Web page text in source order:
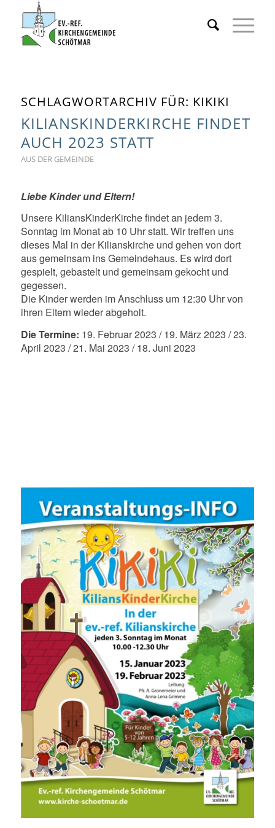
SCHLAGWORTARCHIV FÜR: KIKIKI
KILIANSKINDERKIRCHE FINDET
AUCH 2023 STATT
AUS DER GEMEINDE
Liebe Kinder und Eltern!
Unsere KiliansKinderKirche findet an jedem 3.
Sonntag im Monat ab 10 Uhr statt. Wir treffen uns
dieses Mal in der Kilianskirche und gehen von dort
aus gemeinsam ins Gemeindehaus. Es wird dort
gespielt, gebastelt und gemeinsam gekocht und
gegessen.
Die Kinder werden im Anschluss um 12:30 Uhr von
ihren Eltern wieder abgeholt.
Die Termine: 19. Februar 2023 / 19. März 2023 / 23.
April 2023 / 21. Mai 2023 / 18. Juni 2023